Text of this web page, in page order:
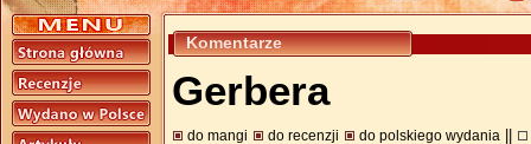
Komentarze
Gerbera
do mangi do recenzji do polskiego wydania